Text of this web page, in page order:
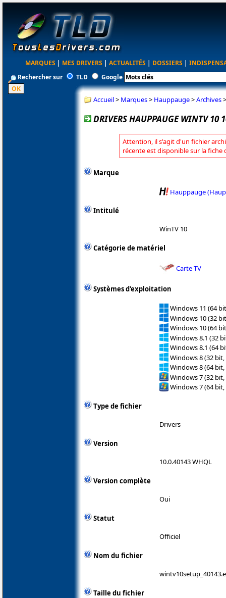
MARQUES | MES DRIVERS | ACTUALITÉS | DOSSIERS |
Rechercher sur
TLD Google
Accueil> Marques> Hauppauge>Archives
DRIVERS HAUPPAUGE WINTV 10
Attention, il s'agit d'un fichier
récente est disponible sur la fiche
Marque
Hauppauge
Intitulé
WinTV 10
Catégorie de matériel
Carte TV
Systèmes d'exploitation
Windows 11 (64
Windows 10 (32
Windows 10 (64
Windows 8.1 (32
Windows 8.1 (64
Windows 8 (32 bit,
Windows 8 (64 bit,
Windows 7 (32 bit,
Windows 7 (64 bit,
Type de fichier
Drivers
Version
10.0.40143 WHQL
Version complète
Oui
Statut
Officiel
Nom du fichier
Taille du fichier